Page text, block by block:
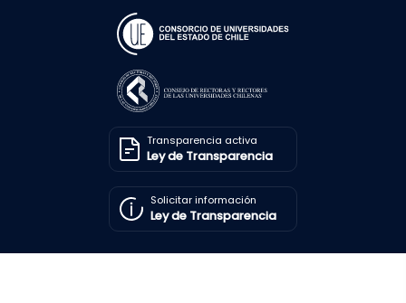
Transparencia activa
Ley de Transparencia
Solicitar información
Ley de Transparencia